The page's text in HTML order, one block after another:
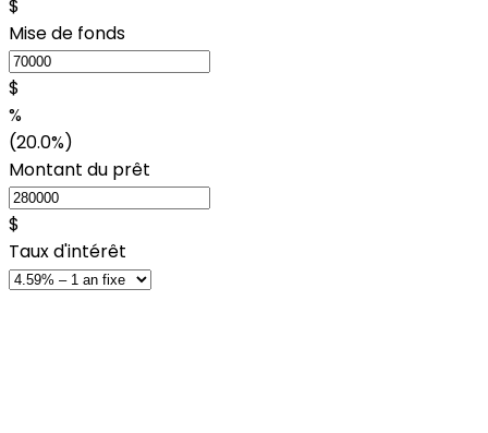
$
Mise de fonds
$
%
(20.0%)
Montant du prêt
$
Taux d'intérêt